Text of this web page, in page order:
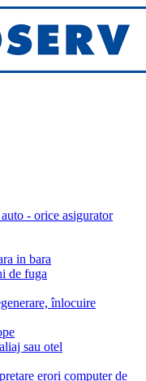
- orice asigurator
in bara
de fuga
înlocuire
sau otel
erori computer de